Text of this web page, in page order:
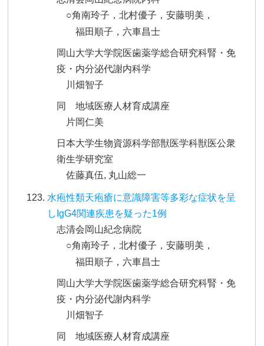
○角南玲子，北村優子，安藤明美，
福田順子，六車昌士
岡山大学大学院医歯薬学総合研究科腎・免
疫・内分泌代謝内科学
川畑智子
同 地域医療人材育成講座
片岡仁美
日本大学生物資源科学部獣医学科獣医公衆
衛生学研究室
佐藤真伍, 丸山総一
水疱性類天疱瘡に意識障害等多彩な症状を呈
しIgG4関連疾患を疑った1例
志清会岡山紀念病院
○角南玲子，北村優子，安藤明美，
福田順子，六車昌士
岡山大学大学院医歯薬学総合研究科腎・免
疫・内分泌代謝内科学
川畑智子
同 地域医療人材育成講座